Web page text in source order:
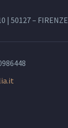
| 50127 – FIRENZE